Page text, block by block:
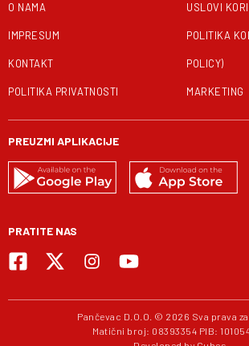
O NAMA
IMPRESUM
KONTAKT
POLITIKA PRIVATNOSTI
USLOVI
POLITIKA
POLICY)
MARKETING
PREUZMI APLIKACIJE
PRATITE NAS
Pančevac D.O.O. © 2026 Sva prava
Matični broj: 08393354 PIB: